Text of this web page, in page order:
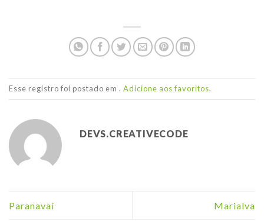
Esse registro foi postado em . Adicione aos favoritos.
DEVS.CREATIVECODE
Paranavaí Marialva